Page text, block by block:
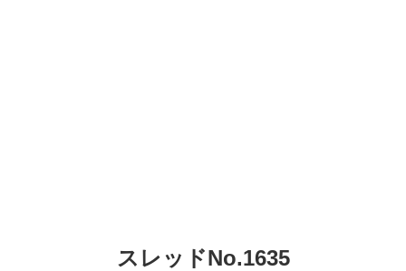
スレッドNo.1635